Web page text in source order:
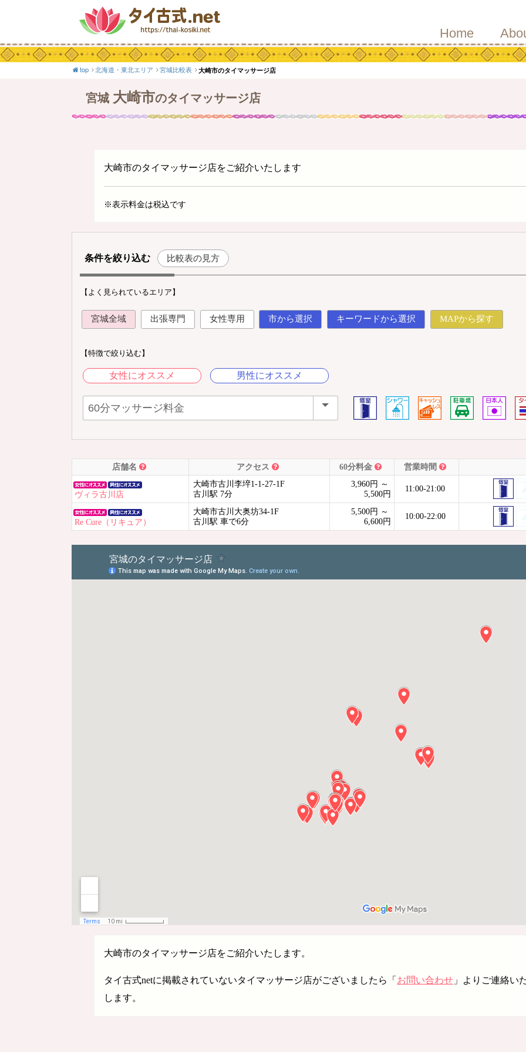
Home
top 北海道・東北エリア 宮城比較表 大崎市のタイマッサージ店
宮城 大崎市のタイマッサージ店
大崎市のタイマッサージ店をご紹介いたします
※表示料金は税込です
条件を絞り込む 比較表の見方
【よく見られているエリア】
宮城全域 出張専門 女性専用 市から選択 キーワードから選択 MAPから探す
【特徴で絞り込む】
女性にオススメ 男性にオススメ
店舗名 アクセス 60分料金 営業時間
ヴィラ古川店
大崎市古川李埣1-1-27-1F
古川駅 7分
3,960円 ～
5,500円
11:00-21:00
Re Cure（リキュア）
大崎市古川大奥坊34-1F
古川駅 車で6分
5,500円 ～
6,600円
10:00-22:00
大崎市のタイマッサージ店をご紹介いたします。
タイ古式netに掲載されていないタイマッサージ店がございましたら「 お問い合わせ 」よりご連絡い
します。